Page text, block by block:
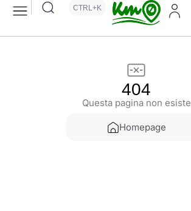
CTRL+K
404
Questa pagina non esiste
Homepage